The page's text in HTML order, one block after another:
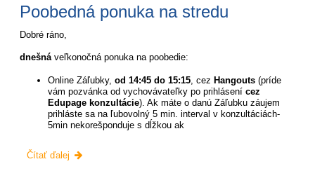
Poobedná ponuka na stredu
Dobré ráno,
dnešnáveľkonočná ponuka na poobedie:
Online Záľubky,od 14:45 do 15:15, cez Hangouts(príde
vám pozvánka od vychovávateľky po prihlásenícez
Edupage konzultácie). Ak máte o danú Záľubku záujem
prihláste sa na ľubovolný 5 min. interval v konzultáciách-
5min nekorešponduje s dĺžkou ak
Poobedná
Čítať ďalej